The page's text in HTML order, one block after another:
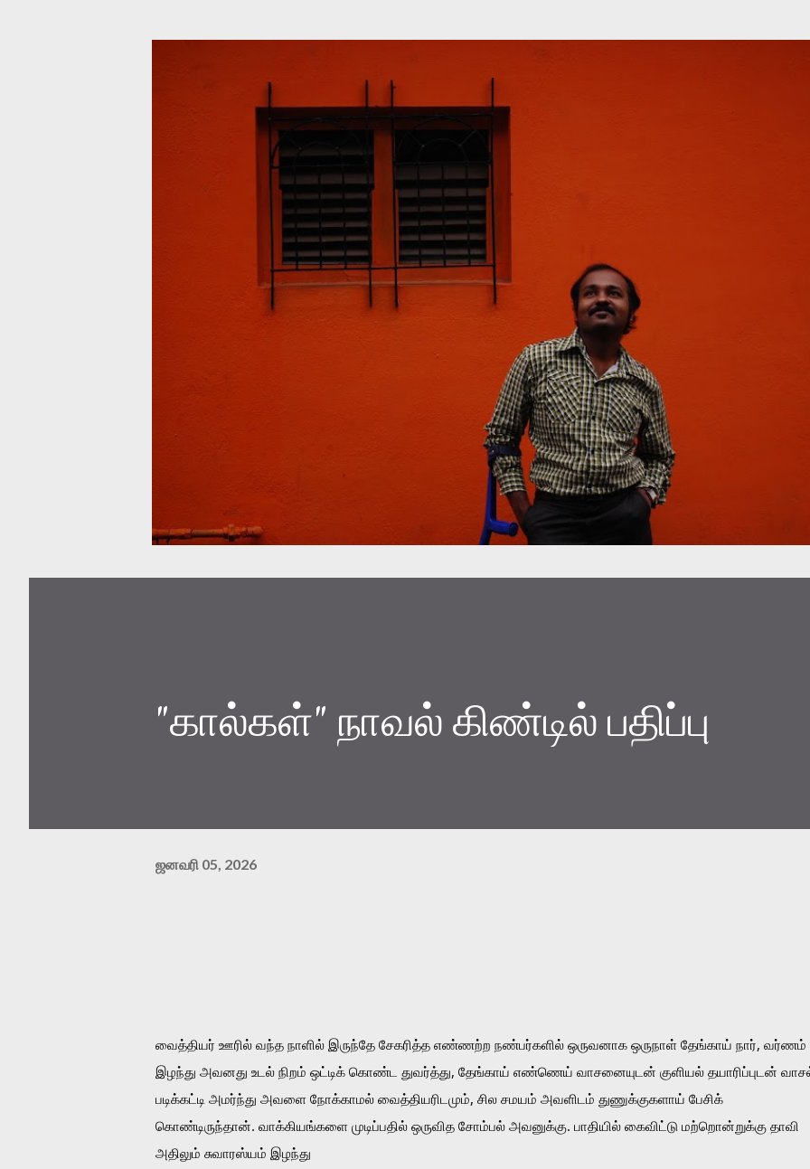
"கால்கள்" நாவல் கிண்டில் பதிப்பு
ஜனவரி 05, 2026
வைத்தியர் ஊரில் வந்த நாளில் இருந்தே சேகரித்த எண்ணற்ற நண்பர்களில் ஒருவனாக ஒருநாள் தேங்காய் நார், வர்ணம்
இழந்து அவனது உடல் நிறம் ஒட்டிக் கொண்ட துவர்த்து, தேங்காய் எண்ணெய் வாசனையுடன் குளியல் தயாரிப்புடன்
படிக்கட்டி அமர்ந்து அவளை நோக்காமல் வைத்தியரிடமும், சில சமயம் அவளிடம் துணுக்குகளாய் பேசிக்
கொண்டிருந்தான். வாக்கியங்களை முடிப்பதில் ஒருவித சோம்பல் அவனுக்கு. பாதியில் கைவிட்டு மற்றொன்றுக்கு தாவி
அதிலும் சுவாரஸ்யம் இழந்து